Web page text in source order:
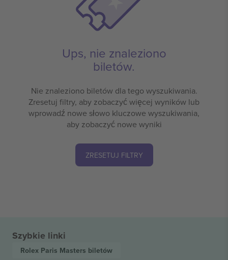
Ups, nie znaleziono
biletów.
Nie znaleziono biletów dla tego wyszukiwania.
Zresetuj filtry, aby zobaczyć więcej wyników lub
wprowadź nowe słowo kluczowe wyszukiwania,
aby zobaczyć nowe wyniki
ZRESETUJ FILTRY
Szybkie linki
Rolex Paris Masters biletów